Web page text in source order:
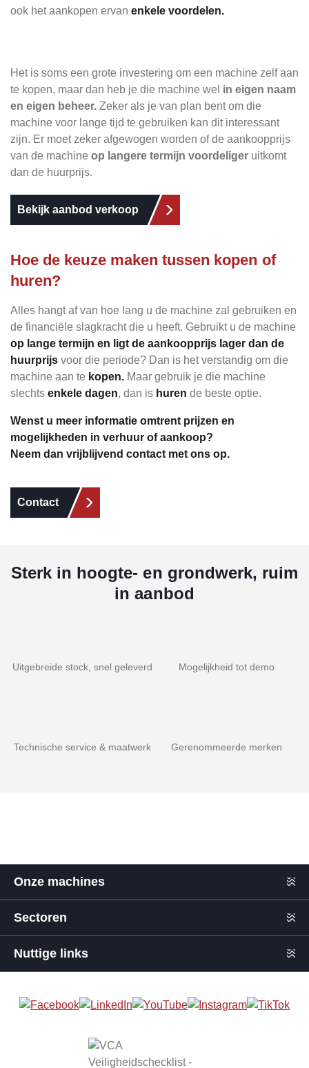
ook het aankopen ervan enkele voordelen.
Het is soms een grote investering om een machine zelf aan
te kopen, maar dan heb je die machine wel in eigen naam
en eigen beheer. Zeker als je van plan bent om die
machine voor lange tijd te gebruiken kan dit interessant
zijn. Er moet zeker afgewogen worden of de aankoopprijs
van de machine op langere termijn voordeliger uitkomt
dan de huurprijs.
Bekijk aanbod verkoop
Hoe de keuze maken tussen kopen of
huren?
Alles hangt af van hoe lang u de machine zal gebruiken en
de financiële slagkracht die u heeft. Gebruikt u de machine
op lange termijn en ligt de aankoopprijs lager dan de
huurprijs voor die periode? Dan is het verstandig om die
machine aan te kopen. Maar gebruik je die machine
slechts enkele dagen, dan is huren de beste optie.
Wenst u meer informatie omtrent prijzen en
mogelijkheden in verhuur of aankoop?
Neem dan vrijblijvend contact met ons op.
Contact
Sterk in hoogte- en grondwerk, ruim
in aanbod
Uitgebreide stock, snel geleverd Mogelijkheid tot demo
Technische service & maatwerk Gerenommeerde merken
Onze machines
Sectoren
Nuttige links